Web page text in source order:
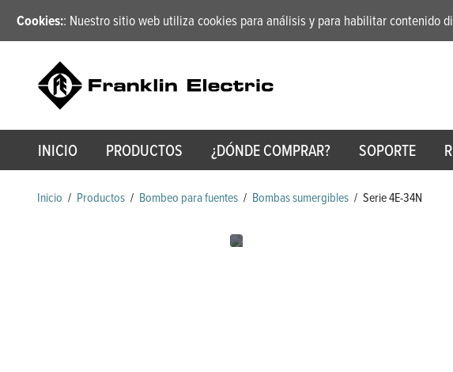
Cookies:: Nuestro sitio web utiliza cookies para análisis y para habilitar contenido
INICIO PRODUCTOS ¿DÓNDE COMPRAR? SOPORTE
Inicio / Productos / Bombeo para fuentes / Bombas sumergibles / Serie 4E-34N